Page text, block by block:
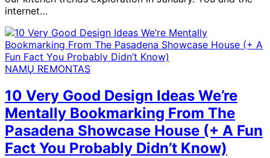
internet…
NAMŲ REMONTAS
10 Very Good Design Ideas We’re
Mentally Bookmarking From The
Pasadena Showcase House (+ A Fun
Fact You Probably Didn’t Know)